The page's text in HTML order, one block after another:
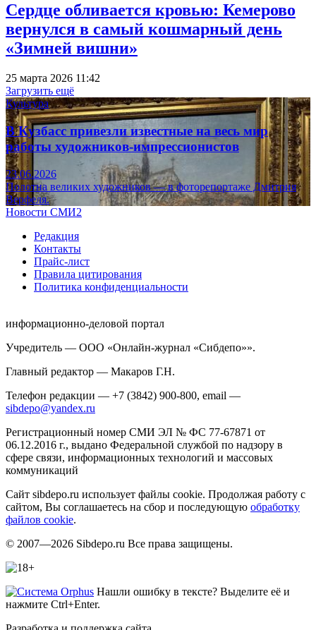
Сердце обливается кровью: Кемерово
вернулся в самый кошмарный день
«Зимней вишни»
25 марта 2026 11:42
Загрузить ещё
Культура
В Кузбасс привезли известные на весь мир
работы художников-импрессионистов
23.06.2026
Полотна великих художников — в фоторепортаже Дмитрия
Верфеля.
Новости СМИ2
Редакция
Контакты
Прайс-лист
Правила цитирования
Политика конфиденциальности
информационно-деловой портал
Учредитель — ООО «Онлайн-журнал «Сибдепо»».
Главный редактор — Макаров Г.Н.
Телефон редакции — +7 (3842) 900-800, email —
sibdepo@yandex.ru
Регистрационный номер СМИ ЭЛ № ФС 77-67871 от
06.12.2016 г., выдано Федеральной службой по надзору в
сфере связи, информационных технологий и массовых
коммуникаций
Сайт sibdepo.ru использует файлы cookie. Продолжая работу с
сайтом, Вы соглашаетесь на сбор и последующую обработку
файлов cookie.
© 2007—2026 Sibdepo.ru Все права защищены.
Нашли ошибку в тексте? Выделите её и
нажмите Ctrl+Enter.